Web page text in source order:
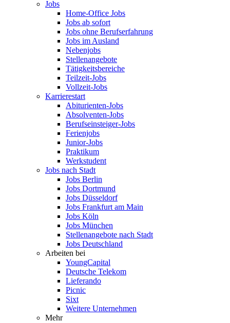
Jobs
Home-Office Jobs
Jobs ab sofort
Jobs ohne Berufserfahrung
Jobs im Ausland
Nebenjobs
Stellenangebote
Tätigkeitsbereiche
Teilzeit-Jobs
Vollzeit-Jobs
Karrierestart
Abiturienten-Jobs
Absolventen-Jobs
Berufseinsteiger-Jobs
Ferienjobs
Junior-Jobs
Praktikum
Werkstudent
Jobs nach Stadt
Jobs Berlin
Jobs Dortmund
Jobs Düsseldorf
Jobs Frankfurt am Main
Jobs Köln
Jobs München
Stellenangebote nach Stadt
Jobs Deutschland
Arbeiten bei
YoungCapital
Deutsche Telekom
Lieferando
Picnic
Sixt
Weitere Unternehmen
Mehr